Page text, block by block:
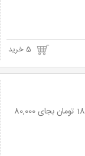
باشگاه مکس پاور با دوره ی ایرو فیتنس (ویژه بانوان) با 77% تخفیف و پرداخت تنها 18,400 تومان بجای 80,000